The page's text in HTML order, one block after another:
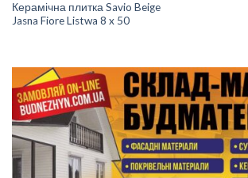
Керамічна плитка Savio Beige
Jasna Fiore Listwa 8 x 50